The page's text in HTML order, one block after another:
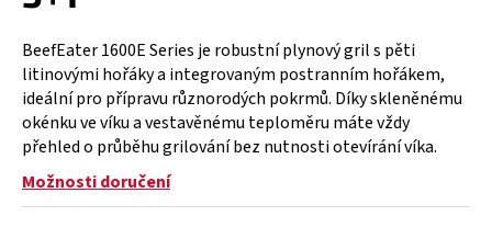
BeefEater 1600E Series je robustní plynový gril s pěti
litinovými hořáky a integrovaným postranním hořákem,
ideální pro přípravu různorodých pokrmů. Díky skleněnému
okénku ve víku a vestavěnému teploměru máte vždy
přehled o průběhu grilování bez nutnosti otevírání víka.
Možnosti doručení
?
HLEDAT